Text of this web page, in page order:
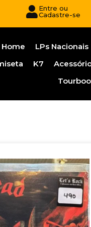
Entre ou
Cadastre-se
Home LPs Nacionais
K7